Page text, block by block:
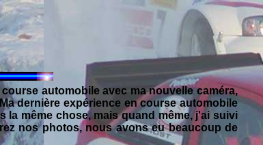
automobile avec ma nouvelle caméra,
dernière expérience en course automobile
la même chose, mais quand même, j'ai suivi
nos photos, nous avons eu beaucoup de